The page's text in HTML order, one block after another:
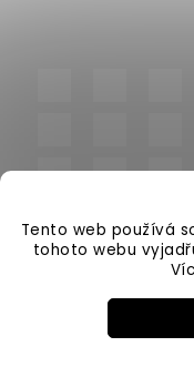
Tento web používá
tohoto webu
vyhrazena.